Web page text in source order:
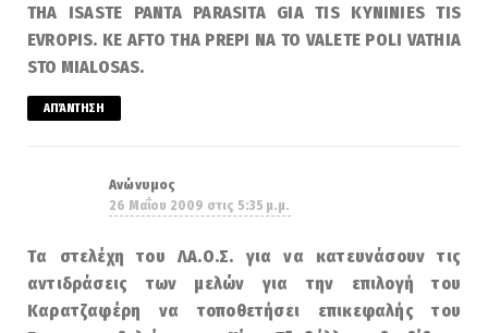
THA ISASTE PANTA PARASITA GIA TIS KYNINIES TIS
EVROPIS. KE AFTO THA PREPI NA TO VALETE POLI VATHIA
STO MIALOSAS.
ΑΠΆΝΤΗΣΗ
Ανώνυμος
26 Μαΐου 2009 στις 5:35 μ.μ.
Tα στελέχη του ΛΑ.Ο.Σ. για να κατευνάσουν τις
αντιδράσεις των μελών για την επιλογή του
Καρατζαφέρη να τοποθετήσει επικεφαλής του